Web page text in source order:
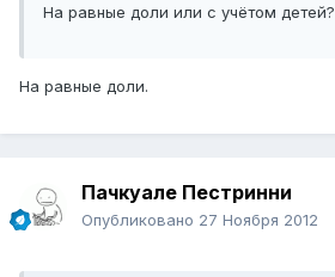
На равные доли или с учётом детей?
На равные доли.
Пачкуале Пестринни
Опубликовано 27 Ноября 2012